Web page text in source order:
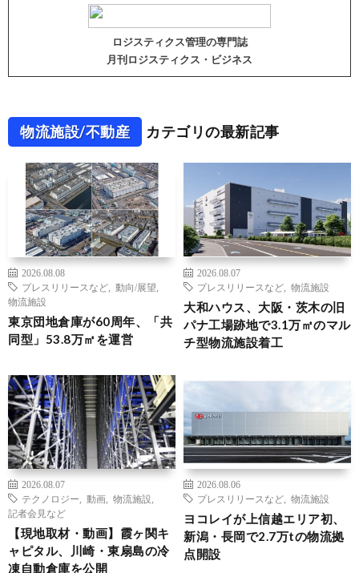
ロジスティクス管理の専門誌
月刊ロジスティクス・ビジネス
物流施設/不動産 カテゴリの最新記事
2026.08.08
プレスリリースなど
動向/展望
物流施設
東京団地倉庫が60周年、「共
同型」53.8万㎡を運営
2026.08.07
プレスリリースなど
物流施設
大和ハウス、大阪・茨木の旧
パナ工場跡地で3.1万㎡のマル
チ型物流施設着工
2026.08.07
テクノロジー
動画 物流施設
記者会見など
【現地取材・動画】霞ヶ関キ
ャピタル、川崎・東扇島の冷
凍自動倉庫を公開
2026.08.06
プレスリリースなど
物流施設
ヨコレイが上信越エリア初、
新潟・長岡で2.7万tの物流拠
点開設